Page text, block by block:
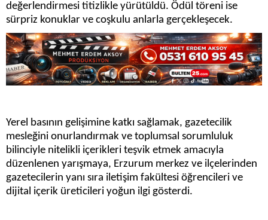
değerlendirmesi titizlikle yürütüldü. Ödül töreni ise
sürpriz konuklar ve coşkulu anlarla gerçekleşecek.
Yerel basının gelişimine katkı sağlamak, gazetecilik
mesleğini onurlandırmak ve toplumsal sorumluluk
bilinciyle nitelikli içerikleri teşvik etmek amacıyla
düzenlenen yarışmaya, Erzurum merkez ve ilçelerinden
gazetecilerin yanı sıra iletişim fakültesi öğrencileri ve
dijital içerik üreticileri yoğun ilgi gösterdi.